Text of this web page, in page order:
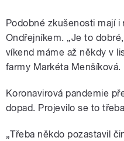
Podobné zkušenosti mají
Ondřejníkem. „Je to
víkend máme až někdy v
farmy Markéta Menšíková.
Koronavirová pandemie
dopad. Projevilo se to
„Třeba někdo pozastavil